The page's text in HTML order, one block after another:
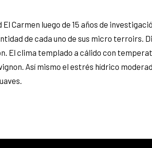
Carmen luego de 15 años de
de cada uno de sus micro
El clima templado a cálido con
Así mismo el estrés hídrico